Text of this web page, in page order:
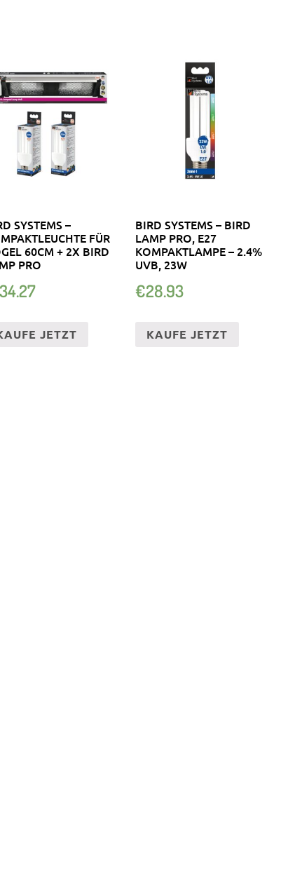
SYSTEMS –
FÜR
60CM + 2X BIRD
PRO
JETZT
BIRD SYSTEMS – BIRD
LAMP PRO, E27
KOMPAKTLAMPE – 2.4%
UVB, 23W
€28.93
KAUFE JETZT